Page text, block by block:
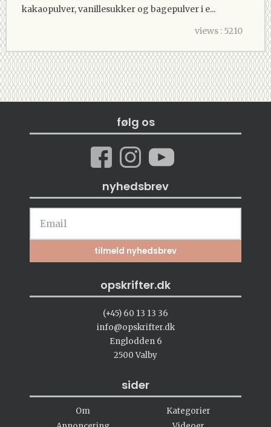
kakaopulver, vanillesukker og bagepulver i e...
views : 5210
følg os
nyhedsbrev
opskrifter.dk
(+45) 60 13 13 36
info@opskrifter.dk
Englodden 6
2500 Valby
sider
Om
Kategorier